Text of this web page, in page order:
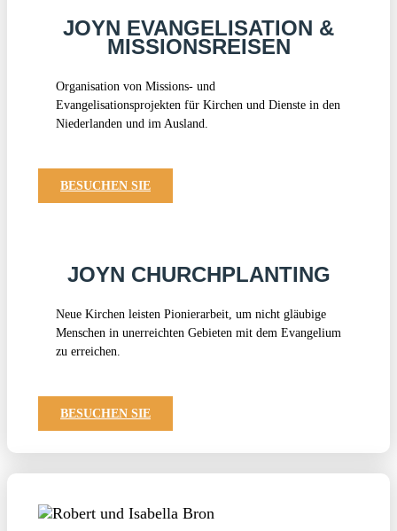
JOYN EVANGELISATION &
MISSIONSREISEN
Organisation von Missions- und
Evangelisationsprojekten für Kirchen und Dienste in den
Niederlanden und im Ausland.
BESUCHEN SIE
JOYN CHURCHPLANTING
Neue Kirchen leisten Pionierarbeit, um nicht gläubige
Menschen in unerreichten Gebieten mit dem Evangelium
zu erreichen.
BESUCHEN SIE